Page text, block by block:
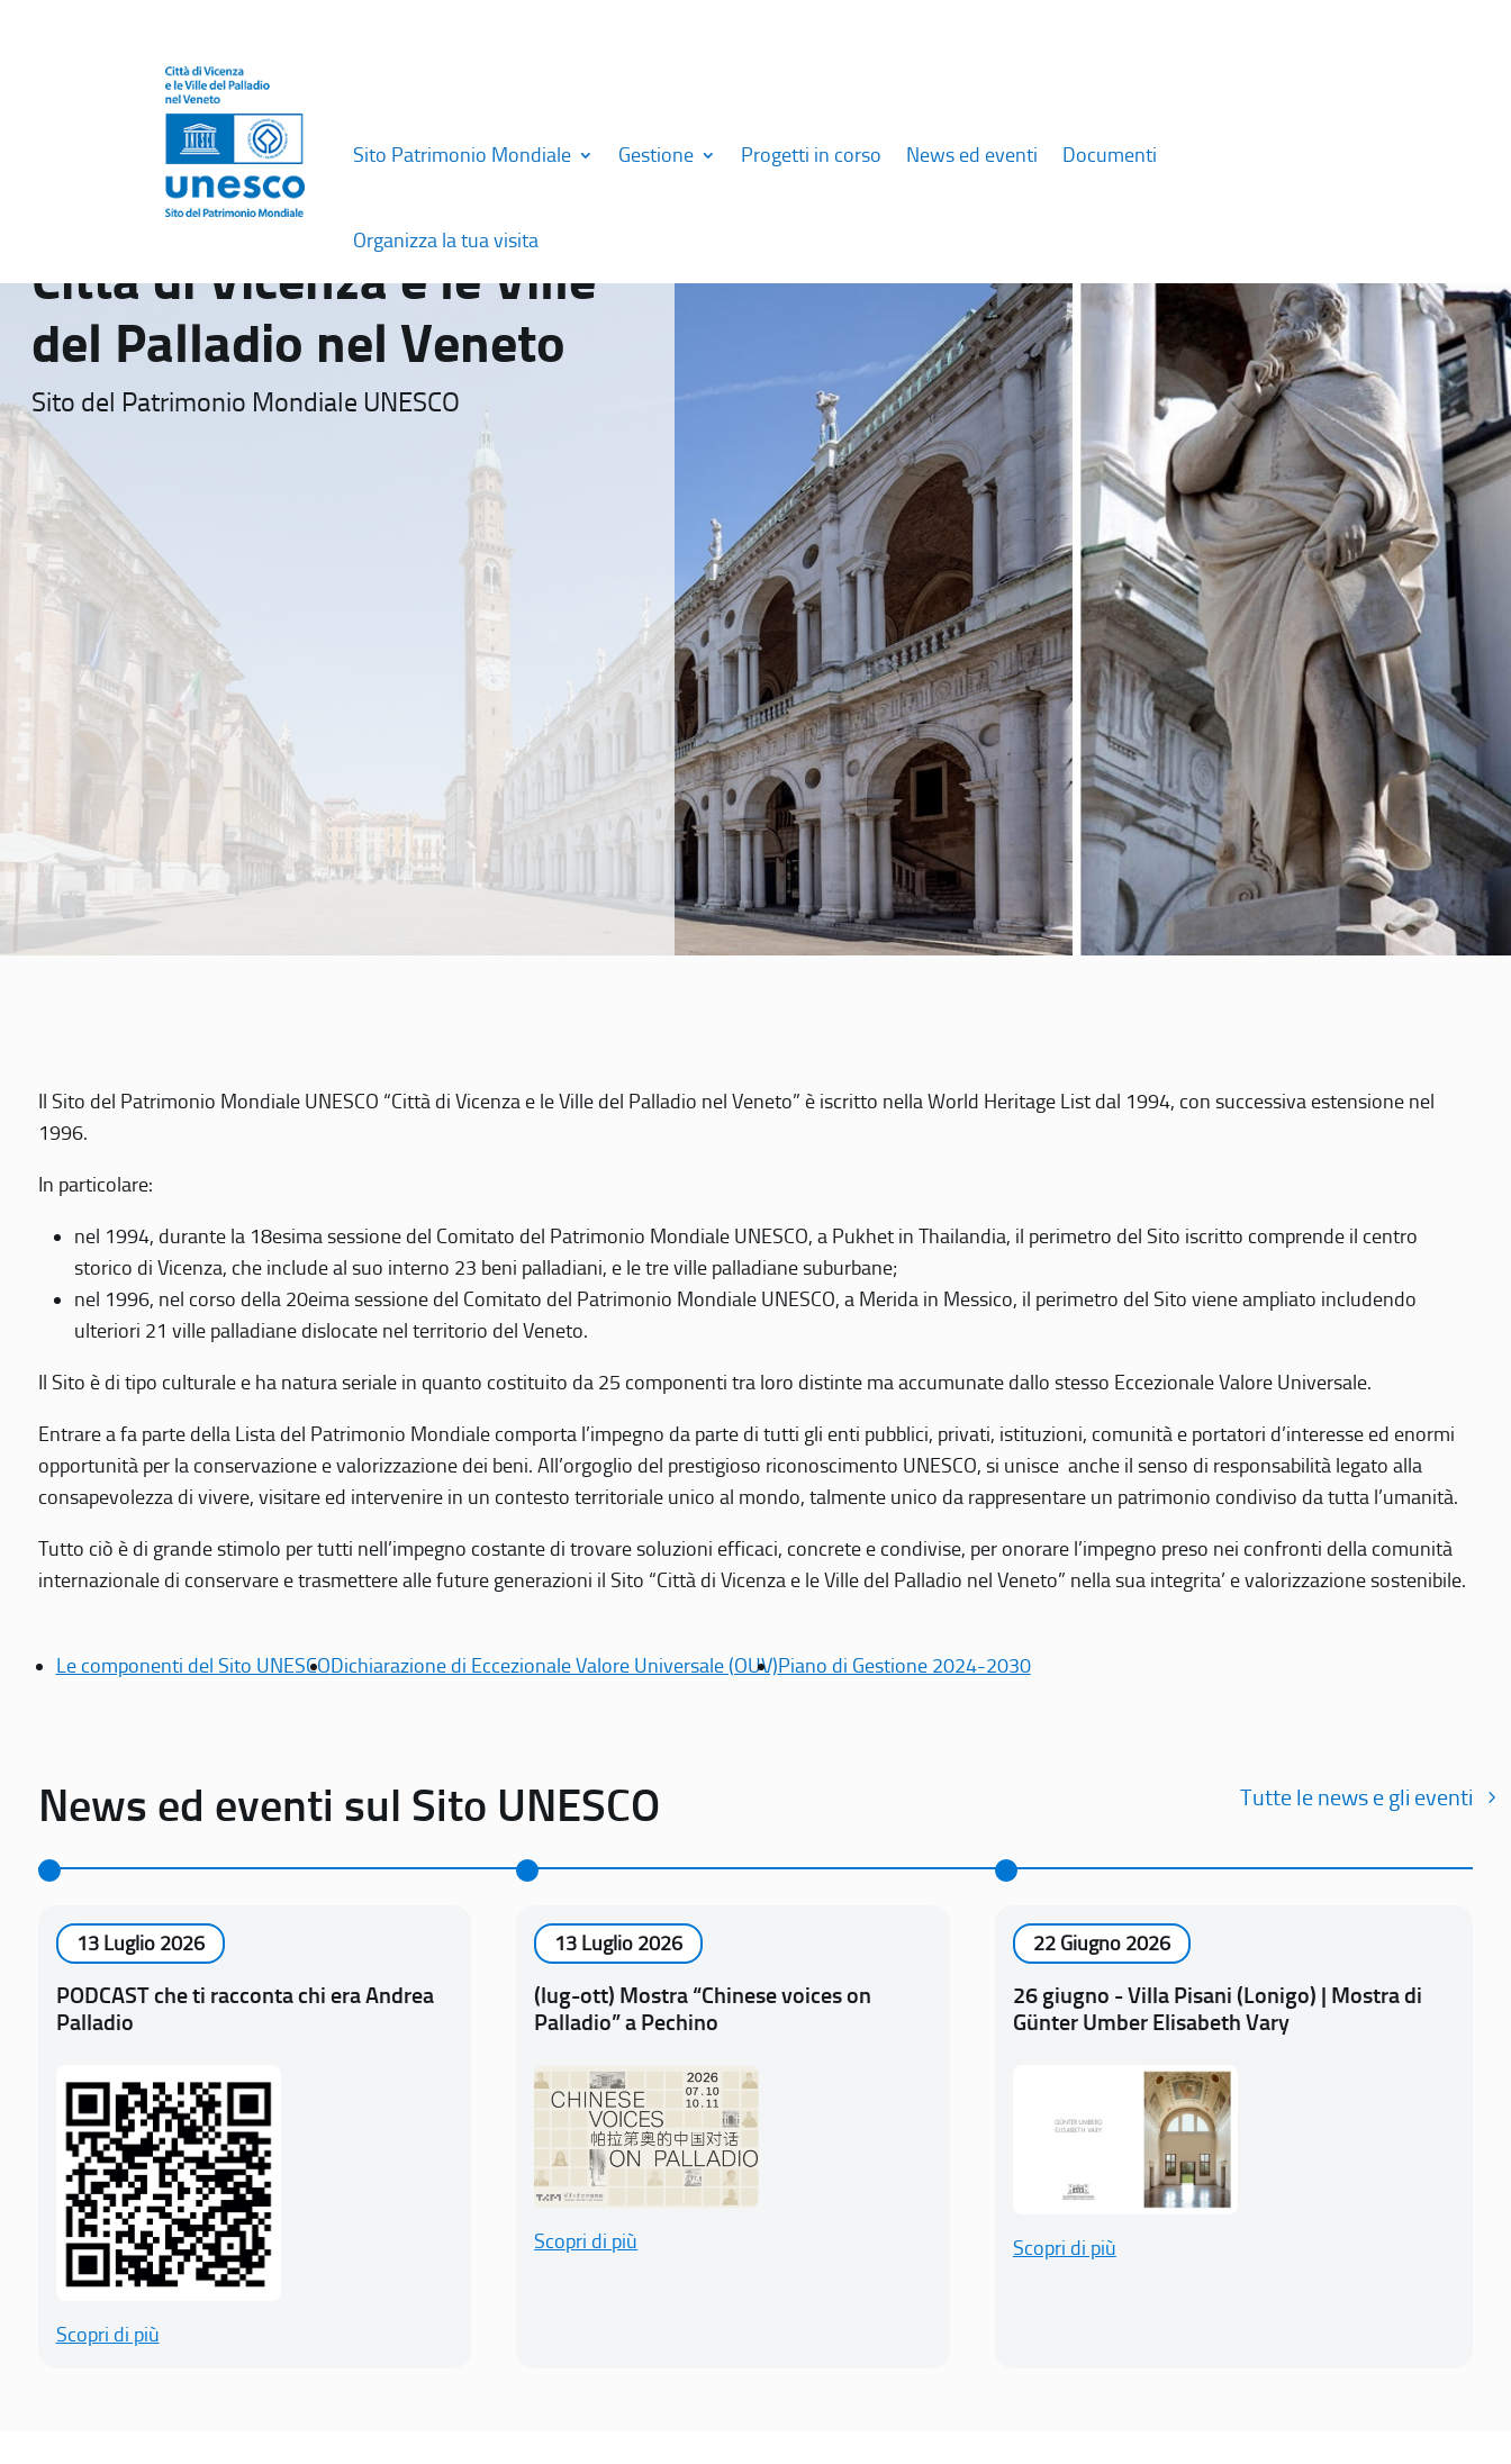
Sito Patrimonio Mondiale Gestione Progetti in corso News ed eventi Documenti
Organizza la tua visita
Città di Vicenza e le Ville
del Palladio nel Veneto
Sito del Patrimonio Mondiale UNESCO
Il Sito del Patrimonio Mondiale UNESCO “Città di Vicenza e le Ville del Palladio nel Veneto” è iscritto nella World Heritage List dal 1994, con successiva estensione nel
1996.
In particolare:
nel 1994, durante la 18esima sessione del Comitato del Patrimonio Mondiale UNESCO, a Pukhet in Thailandia, il perimetro del Sito iscritto comprende il centro
storico di Vicenza, che include al suo interno 23 beni palladiani, e le tre ville palladiane suburbane;
nel 1996, nel corso della 20eima sessione del Comitato del Patrimonio Mondiale UNESCO, a Merida in Messico, il perimetro del Sito viene ampliato includendo
ulteriori 21 ville palladiane dislocate nel territorio del Veneto.
Il Sito è di tipo culturale e ha natura seriale in quanto costituito da 25 componenti tra loro distinte ma accumunate dallo stesso Eccezionale Valore Universale.
Entrare a fa parte della Lista del Patrimonio Mondiale comporta l’impegno da parte di tutti gli enti pubblici, privati, istituzioni, comunità e portatori d’interesse ed enormi
opportunità per la conservazione e valorizzazione dei beni. All’orgoglio del prestigioso riconoscimento UNESCO, si unisce anche il senso di responsabilità legato alla
consapevolezza di vivere, visitare ed intervenire in un contesto territoriale unico al mondo, talmente unico da rappresentare un patrimonio condiviso da tutta l’umanità.
Tutto ciò è di grande stimolo per tutti nell’impegno costante di trovare soluzioni efficaci, concrete e condivise, per onorare l’impegno preso nei confronti della comunità
internazionale di conservare e trasmettere alle future generazioni il Sito “Città di Vicenza e le Ville del Palladio nel Veneto” nella sua integrita’ e valorizzazione sostenibile.
Le componenti del Sito UNESCODichiarazione di Eccezionale Valore Universale (OUV)Piano di Gestione 2024-2030
News ed eventi sul Sito UNESCO Tutte le news e gli eventi
13 Luglio 2026
PODCAST che ti racconta chi era Andrea
Palladio
Scopri di più
13 Luglio 2026
(lug-ott) Mostra “Chinese voices on
Palladio” a Pechino
Scopri di più
22 Giugno 2026
26 giugno - Villa Pisani (Lonigo) | Mostra di
Günter Umber Elisabeth Vary
Scopri di più